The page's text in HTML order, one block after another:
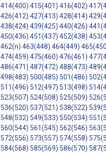
414(400) 415(401) 416(402)
426(412) 427(413) 428(414)
438(424) 439(425) 440(426)
450(436) 451(437) 452(438)
462(n) 463(448) 464(449)
474(459) 475(460) 476(461)
486(471) 487(472) 488(473)
498(483) 500(485) 501(486)
511(496) 512(497) 513(498)
523(507) 524(508) 525(509)
536(520) 537(521) 538(522)
548(532) 549(533) 550(534)
560(544) 561(545) 562(546)
572(556) 573(557) 574(558)
584(568) 585(569) 586(570)